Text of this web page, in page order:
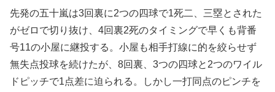
先発の五十嵐は3回裏に2つの四球で1死二、三塁とされた
がゼロで切り抜け、4回裏2死のタイミングで早くも背番
号11の小屋に継投する。小屋も相手打線に的を絞らせず
無失点投球を続けたが、8回裏、3つの四球と2つのワイル
ドピッチで1点差に迫られる。しかし一打同点のピンチを